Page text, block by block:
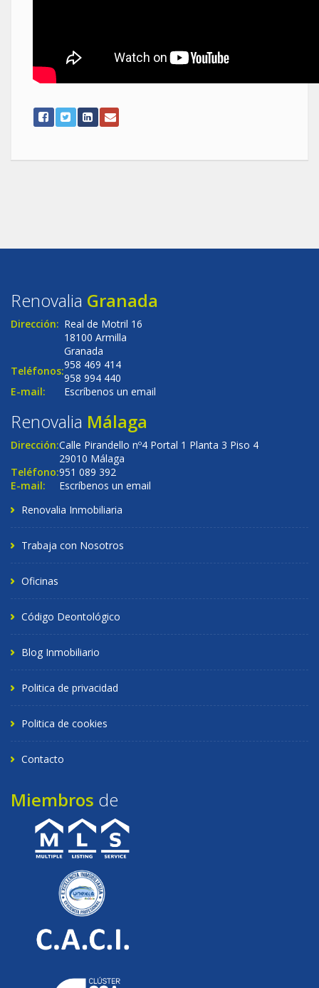
Renovalia Granada
Dirección: Real de Motril 16
18100 Armilla
Granada
Teléfonos:958 469 414
958 994 440
E-mail:
Escríbenos un email
Renovalia Málaga
Dirección:Calle Pirandello nº4 Portal 1 Planta 3 Piso 4
29010 Málaga
Teléfono:951 089 392
E-mail:
Escríbenos un email
Renovalia Inmobiliaria
Trabaja con Nosotros
Oficinas
Código Deontológico
Blog Inmobiliario
Politica de privacidad
Politica de cookies
Contacto
Miembros de